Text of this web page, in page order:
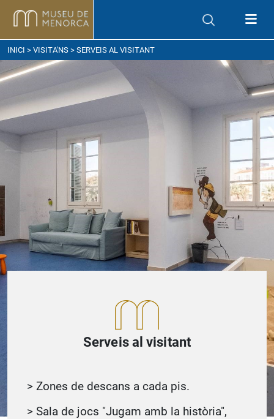
arribar
INICI > VISITA'NS > SERVEIS AL VISITANT
Serveis al visitant
> Zones de descans a cada pis.
> Sala de jocs "Jugam amb la història",